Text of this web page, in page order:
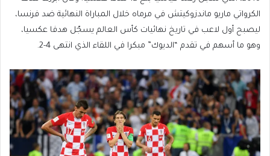
الكرواتي ماريو ماندزوكيتش في مرماه خلال المباراة النهائية ضد فرنسا،
ليصبح أول لاعب في تاريخ نهائيات كأس العالم يسجّل هدفا عكسيا،
وهو ما أسهم في تقدم “الديوك” مبكرا في اللقاء الذي انتهى 4-2.